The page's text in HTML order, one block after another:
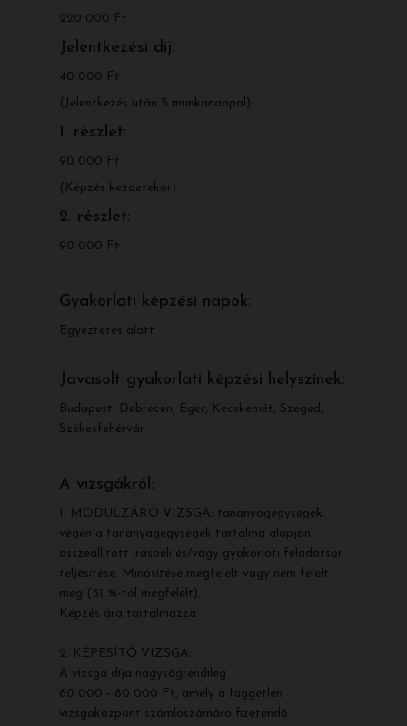
220 000 Ft
Jelentkezési díj:
40 000 Ft
(Jelentkezés után 5 munkanappal)
1. részlet:
90 000 Ft
(Képzés kezdetekor)
2. részlet:
90 000 Ft
Gyakorlati képzési napok:
Egyeztetés alatt
Javasolt gyakorlati képzési helyszínek:
Budapest, Debrecen, Eger, Kecskemét, Szeged,
Székesfehérvár
A vizsgákról:
1. MODULZÁRÓ VIZSGA: tananyagegységek
végén a tananyagegységek tartalma alapján
összeállított írásbeli és/vagy gyakorlati feladatsor
teljesítése. Minősítése megfelelt vagy nem felelt
meg (51 %-tól megfelelt).
Képzés ára tartalmazza.
2. KÉPESÍTŐ VIZSGA:
A vizsga díja nagyságrendileg
60 000 - 80 000 Ft, amely a független
vizsgaközpont számlaszámára fizetendő.